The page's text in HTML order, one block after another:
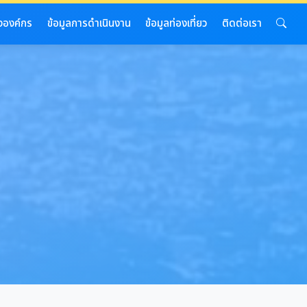
องค์กร ข้อมูลการดำเนินงาน ข้อมูลท่องเที่ยว ติดต่อเรา